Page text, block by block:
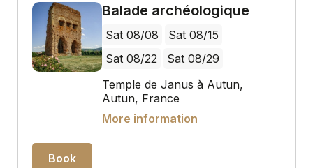
Balade archéologique
Sat 08/08
Sat 08/15
Sat 08/22
Sat 08/29
Temple de Janus à Autun,
Autun, France
More information
Book